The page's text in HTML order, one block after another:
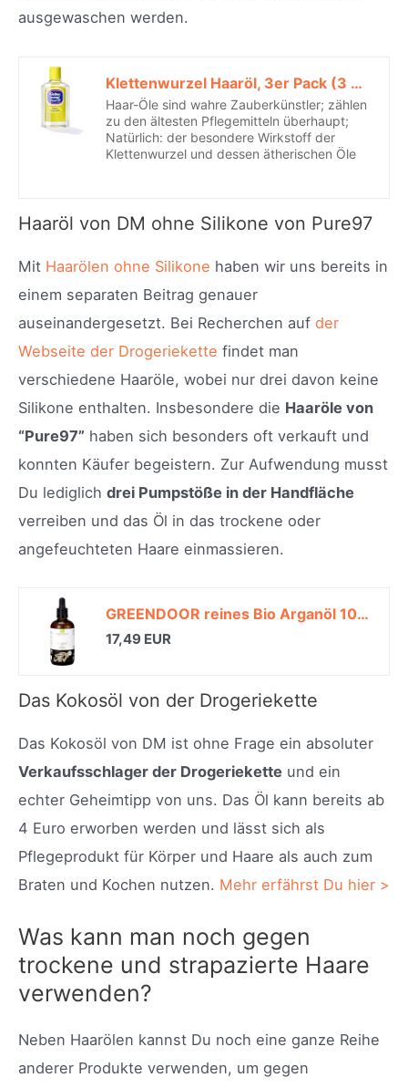
ausgewaschen werden.
Klettenwurzel Haaröl, 3er Pack (3 x 75 ml)*
Haar-Öle sind wahre Zauberkünstler; zählen
zu den ältesten Pflegemitteln überhaupt;
Natürlich: der besondere Wirkstoff der
Klettenwurzel und dessen ätherischen Öle
Haaröl von DM ohne Silikone von Pure97
Mit Haarölen ohne Silikone haben wir uns bereits in
einem separaten Beitrag genauer
auseinandergesetzt. Bei Recherchen auf der
Webseite der Drogeriekette findet man
verschiedene Haaröle, wobei nur drei davon keine
Silikone enthalten. Insbesondere die Haaröle von
“Pure97” haben sich besonders oft verkauft und
konnten Käufer begeistern. Zur Aufwendung musst
Du lediglich drei Pumpstöße in der Handfläche
verreiben und das Öl in das trockene oder
angefeuchteten Haare einmassieren.
GREENDOOR reines Bio Arganöl 100ml Pipettenflasche, pur nativ kaltgepresst natürlich ungeröstet vegan, Haaröl ohne Silikon, Argan Öl für Haare Haut Nägel Gesicht Feuchtigkeit*
17,49 EUR
Das Kokosöl von der Drogeriekette
Das Kokosöl von DM ist ohne Frage ein absoluter
Verkaufsschlager der Drogeriekette und ein
echter Geheimtipp von uns. Das Öl kann bereits ab
4 Euro erworben werden und lässt sich als
Pflegeprodukt für Körper und Haare als auch zum
Braten und Kochen nutzen. Mehr erfährst Du hier >
Was kann man noch gegen
trockene und strapazierte Haare
verwenden?
Neben Haarölen kannst Du noch eine ganze Reihe
anderer Produkte verwenden, um gegen